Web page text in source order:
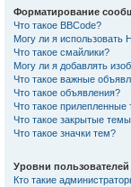
Форматирование
Что такое BBCode?
Могу ли я использовать
Что такое смайлики?
Могу ли я добавлять
Что такое важные
Что такое объявления?
Что такое прилепленные
Что такое закрытые
Что такое значки тем?
Уровни
Кто такие